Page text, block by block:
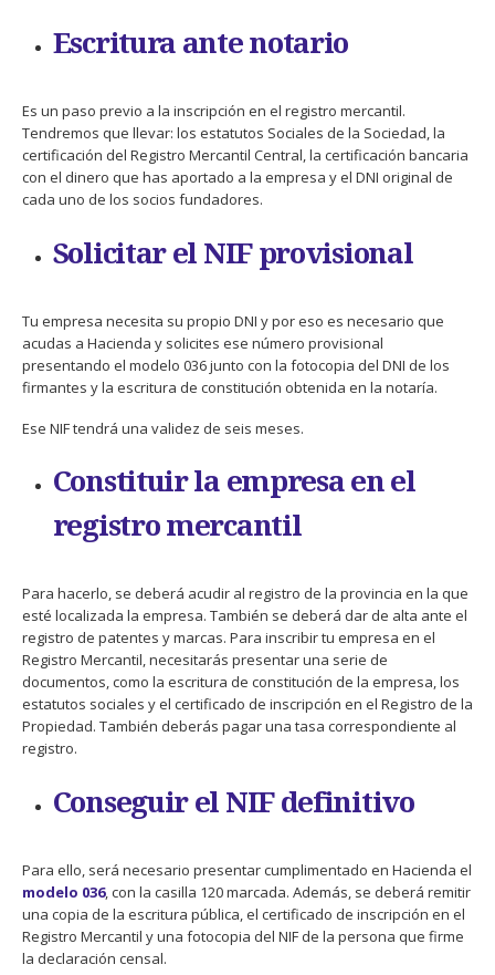
Escritura ante notario
Es un paso previo a la inscripción en el registro mercantil.
Tendremos que llevar: los estatutos Sociales de la Sociedad, la
certificación del Registro Mercantil Central, la certificación bancaria
con el dinero que has aportado a la empresa y el DNI original de
cada uno de los socios fundadores.
Solicitar el NIF provisional
Tu empresa necesita su propio DNI y por eso es necesario que
acudas a Hacienda y solicites ese número provisional
presentando el modelo 036 junto con la fotocopia del DNI de los
firmantes y la escritura de constitución obtenida en la notaría.
Ese NIF tendrá una validez de seis meses.
Constituir la empresa en el
registro mercantil
Para hacerlo, se deberá acudir al registro de la provincia en la que
esté localizada la empresa. También se deberá dar de alta ante el
registro de patentes y marcas. Para inscribir tu empresa en el
Registro Mercantil, necesitarás presentar una serie de
documentos, como la escritura de constitución de la empresa, los
estatutos sociales y el certificado de inscripción en el Registro de la
Propiedad. También deberás pagar una tasa correspondiente al
registro.
Conseguir el NIF definitivo
Para ello, será necesario presentar cumplimentado en Hacienda el
modelo 036, con la casilla 120 marcada. Además, se deberá remitir
una copia de la escritura pública, el certificado de inscripción en el
Registro Mercantil y una fotocopia del NIF de la persona que firme
la declaración censal.